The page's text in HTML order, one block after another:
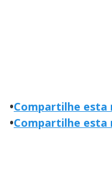
•Compartilhe esta
•Compartilhe esta